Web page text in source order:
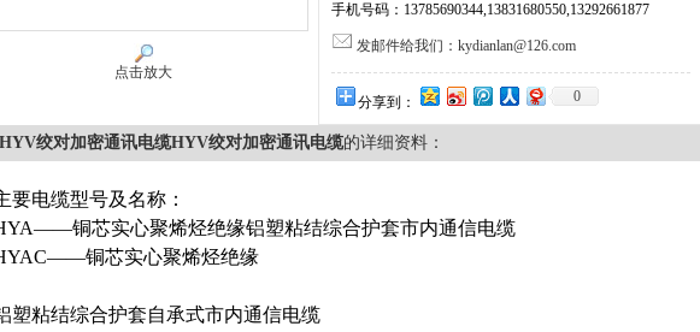
点击放大
手机号码：13785690344,13831680550,13292661877
发邮件给我们：kydianlan@126.com
分享到： 0
HYV绞对加密通讯电缆HYV绞对加密通讯电缆的详细资料：
要电缆型号及名称：
铜芯实心聚烯烃绝缘铝塑粘结综合护套市内通信电缆
铜芯实心聚烯烃绝缘
塑粘结综合护套自承式市内通信电缆